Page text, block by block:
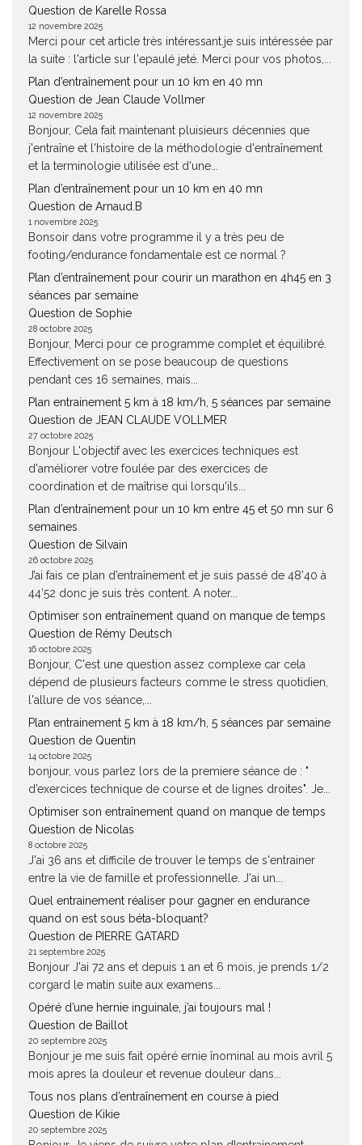
Question de Karelle Rossa
12 novembre 2025
Merci pour cet article très intéressant.je suis intéressée par
la suite : l'article sur l'epaulé jeté. Merci pour vos photos,...
Plan d’entraînement pour un 10 km en 40 mn
Question de Jean Claude Vollmer
12 novembre 2025
Bonjour, Cela fait maintenant pluisieurs décennies que
j'entraîne et l'histoire de la méthodologie d'entraînement
et la terminologie utilisée est d'une...
Plan d’entraînement pour un 10 km en 40 mn
Question de Arnaud.B
1 novembre 2025
Bonsoir dans votre programme il y a très peu de
footing/endurance fondamentale est ce normal ?
Plan d’entraînement pour courir un marathon en 4h45 en 3
séances par semaine
Question de Sophie
28 octobre 2025
Bonjour, Merci pour ce programme complet et équilibré.
Effectivement on se pose beaucoup de questions
pendant ces 16 semaines, mais...
Plan entrainement 5 km à 18 km/h, 5 séances par semaine
Question de JEAN CLAUDE VOLLMER
27 octobre 2025
Bonjour L'objectif avec les exercices techniques est
d'améliorer votre foulée par des exercices de
coordination et de maîtrise qui lorsqu'ils...
Plan d’entraînement pour un 10 km entre 45 et 50 mn sur 6
semaines
Question de Silvain
26 octobre 2025
J’ai fais ce plan d’entraînement et je suis passé de 48’40 à
44’52 donc je suis très content. A noter...
Optimiser son entraînement quand on manque de temps
Question de Rémy Deutsch
16 octobre 2025
Bonjour, C'est une question assez complexe car cela
dépend de plusieurs facteurs comme le stress quotidien,
l'allure de vos séance,...
Plan entrainement 5 km à 18 km/h, 5 séances par semaine
Question de Quentin
14 octobre 2025
bonjour, vous parlez lors de la premiere séance de : "
d’exercices technique de course et de lignes droites". Je...
Optimiser son entraînement quand on manque de temps
Question de Nicolas
8 octobre 2025
J'ai 36 ans et difficile de trouver le temps de s'entrainer
entre la vie de famille et professionnelle. J'ai un...
Quel entrainement réaliser pour gagner en endurance
quand on est sous béta-bloquant?
Question de PIERRE GATARD
21 septembre 2025
Bonjour J'ai 72 ans et depuis 1 an et 6 mois, je prends 1/2
corgard le matin suite aux examens...
Opéré d’une hernie inguinale, j’ai toujours mal !
Question de Baillot
20 septembre 2025
Bonjour je me suis fait opéré ernie înominal au mois avril 5
mois apres la douleur et revenue douleur dans...
Tous nos plans d’entraînement en course à pied
Question de Kikie
20 septembre 2025